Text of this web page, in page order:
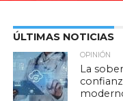
ÚLTIMAS NOTICIAS
OPINIÓN
La